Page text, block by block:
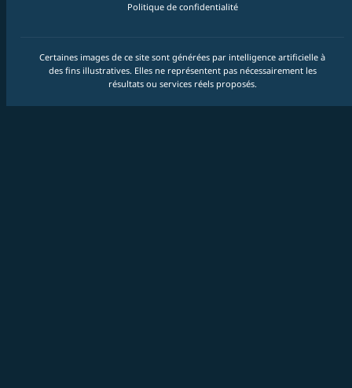
Politique de confidentialité
Certaines images de ce site sont générées par intelligence artificielle à
des fins illustratives. Elles ne représentent pas nécessairement les
résultats ou services réels proposés.